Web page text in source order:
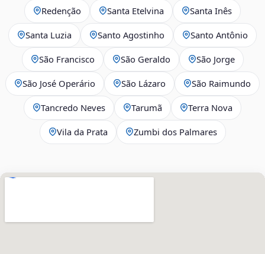
Redenção Santa Etelvina Santa Inês
Santa Luzia Santo Agostinho Santo Antônio
São Francisco São Geraldo São Jorge
São José Operário São Lázaro São Raimundo
Tancredo Neves Tarumã Terra Nova
Vila da Prata Zumbi dos Palmares